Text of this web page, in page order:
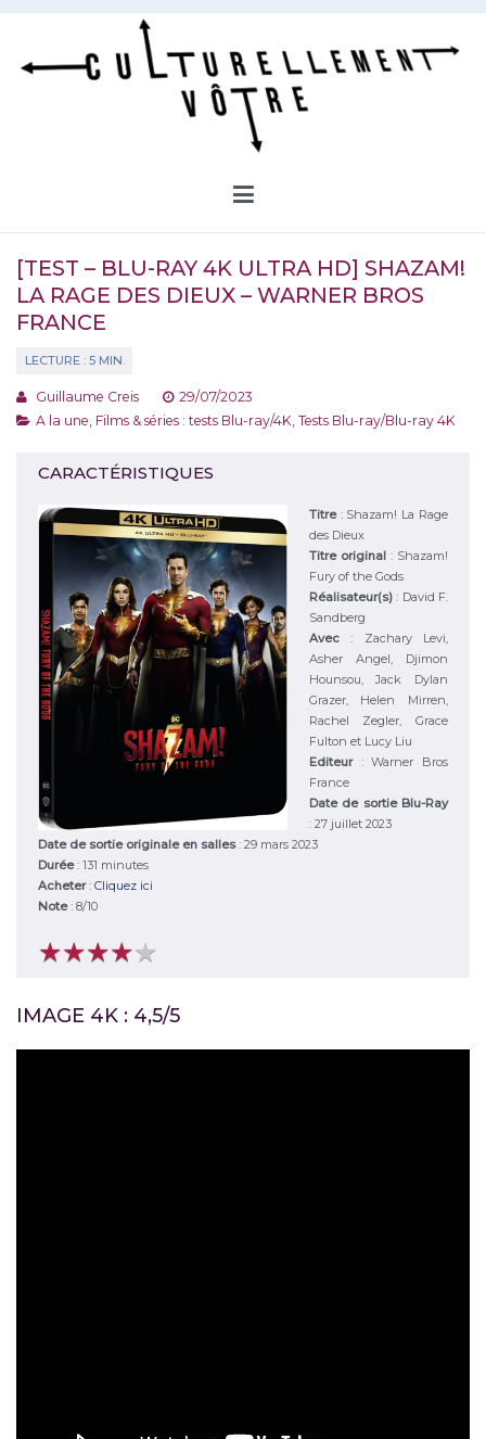
Aller
contenu
[TEST – BLU-RAY 4K ULTRA HD] SHAZAM!
LA RAGE DES DIEUX – WARNER BROS
FRANCE
Guillaume Creis
29/07/2023
A la une Films & séries : tests Blu-ray/4K Tests Blu-ray/Blu-ray 4K
CARACTÉRISTIQUES
Titre : Shazam! La Rage
des Dieux
Titre original : Shazam!
Fury of the Gods
Réalisateur(s): David F.
Sandberg
Avec: Zachary Levi,
Asher Angel, Djimon
Hounsou, Jack Dylan
Grazer, Helen Mirren,
Rachel Zegler, Grace
Fulton et Lucy Liu
Editeur :Warner Bros
France
Date de sortie Blu-Ray
: 27 juillet 2023
Date de sortie originale en salles: 29 mars 2023
Durée: 131 minutes
Acheter: Cliquez ici
Note: 8/10
★★★★★
★★★★★
IMAGE 4K : 4,5/5